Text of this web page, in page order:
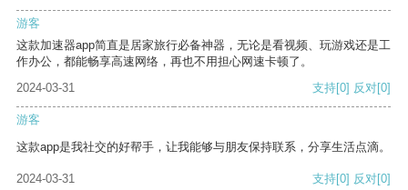
游客
这款加速器app简直是居家旅行必备神器，无论是看视频、玩游戏还是工
作办公，都能畅享高速网络，再也不用担心网速卡顿了。
2024-03-31
支持[0] 反对[0]
游客
这款app是我社交的好帮手，让我能够与朋友保持联系，分享生活点滴。
2024-03-31 支持[0] 反对[0]